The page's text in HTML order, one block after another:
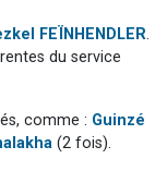
61 personnes viennent de demander une bénédiction
en groupe sur Zoom
FEÏNHENDLER.
du service
comme : Guinzé
(2 fois).